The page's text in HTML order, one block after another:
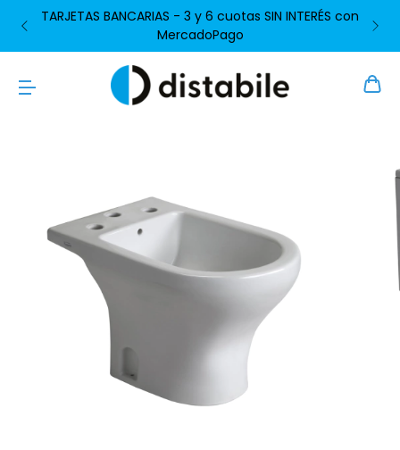
TARJETAS BANCARIAS - 3 y 6 cuotas SIN INTERÉS con
MercadoPago